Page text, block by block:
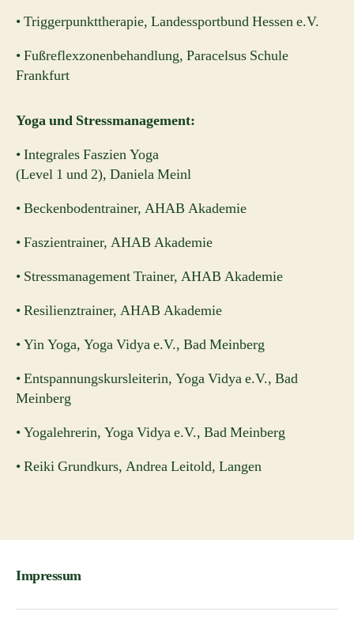
• Triggerpunkttherapie, Landessportbund Hessen e.V.
• Fußreflexzonenbehandlung, Paracelsus Schule
Frankfurt
Yoga und Stressmanagement:
• Integrales Faszien Yoga
(Level 1 und 2), Daniela Meinl
• Beckenbodentrainer, AHAB Akademie
• Faszientrainer, AHAB Akademie
• Stressmanagement Trainer, AHAB Akademie
• Resilienztrainer, AHAB Akademie
• Yin Yoga, Yoga Vidya e.V., Bad Meinberg
• Entspannungskursleiterin, Yoga Vidya e.V., Bad
Meinberg
• Yogalehrerin, Yoga Vidya e.V., Bad Meinberg
• Reiki Grundkurs, Andrea Leitold, Langen
Impressum